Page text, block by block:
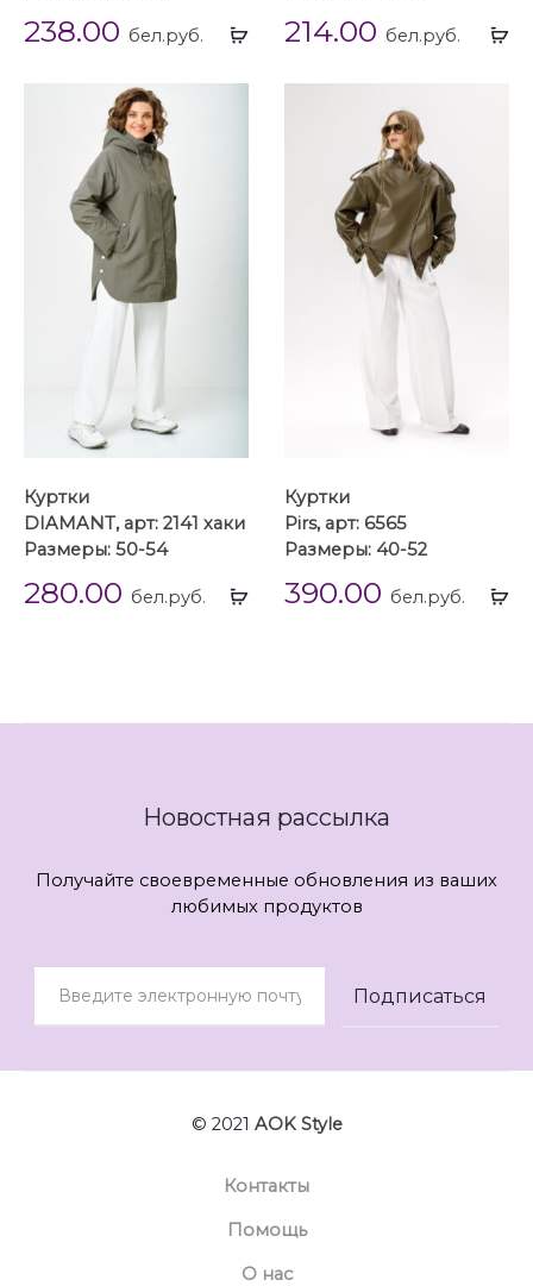
Выбрать
238.00 бел.руб. 214.00 бел.руб.
Выбрать
Куртки
DIAMANT, арт: 2141 хаки
Размеры: 50-54
280.00 бел.руб.
Куртки
Pirs, арт: 6565
Размеры: 40-52
390.00 бел.руб.
Новостная рассылка
Получайте своевременные обновления из ваших
любимых продуктов
© 2021 AOK Style
Контакты
Помощь
О нас